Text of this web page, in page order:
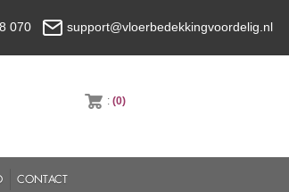
070 support@vloerbedekkingvoordelig.nl
:(0)
CONTACT